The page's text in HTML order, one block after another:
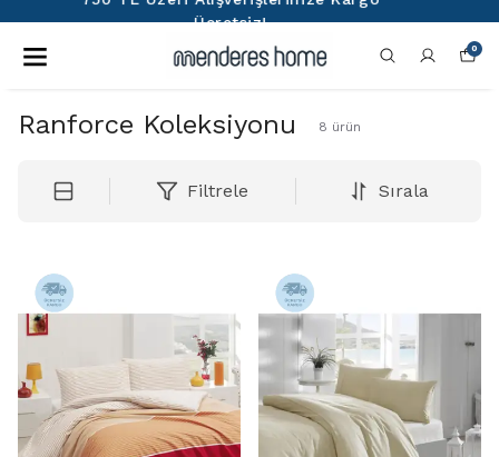
Denizli'den Dünyaya ❤️
0
Ranforce Koleksiyonu 8 ürün
Filtrele Sırala